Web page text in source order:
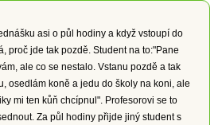
asi o půl hodiny a když vstoupí do
proč jde tak pozdě. Student na to:"Pane
ale co se nestalo. Vstanu pozdě a tak
osedlám koně a jedu do školy na koni, ale
mi ten kůň chcípnul". Profesorovi se to
Za půl hodiny přijde jiný student s